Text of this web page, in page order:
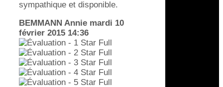
sympathique et disponible.
BEMMANN Annie mardi 10
février 2015 14:36